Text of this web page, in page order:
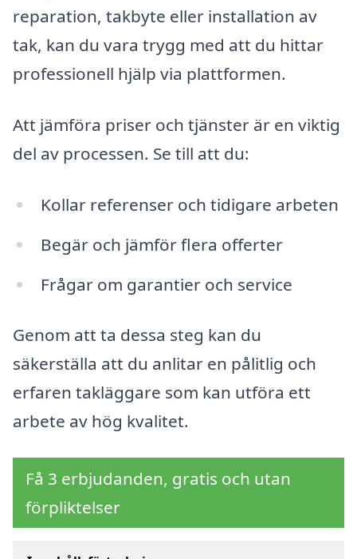
reparation, takbyte eller installation av
tak, kan du vara trygg med att du hittar
professionell hjälp via plattformen.
Att jämföra priser och tjänster är en viktig
del av processen. Se till att du:
Kollar referenser och tidigare arbeten
Begär och jämför flera offerter
Frågar om garantier och service
Genom att ta dessa steg kan du
säkerställa att du anlitar en pålitlig och
erfaren takläggare som kan utföra ett
arbete av hög kvalitet.
Få 3 erbjudanden, gratis och utan
förpliktelser